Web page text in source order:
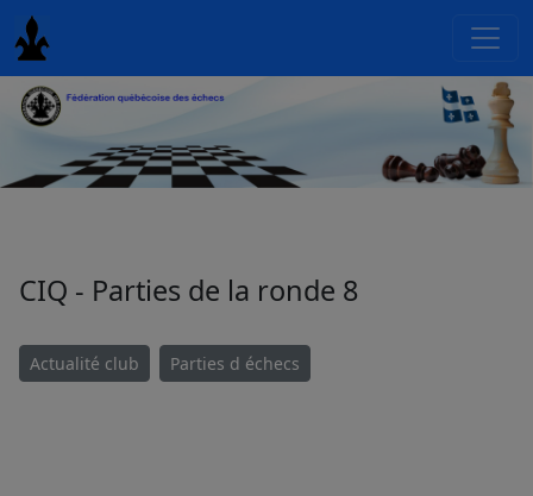
CIQ - Parties de la ronde 8
Actualité club Parties d échecs